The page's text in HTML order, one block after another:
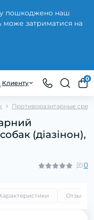
пошкоджено наш
може затриматися на
Клиенту
0
Противоразитарные
(діазінон),
0
Отзывы